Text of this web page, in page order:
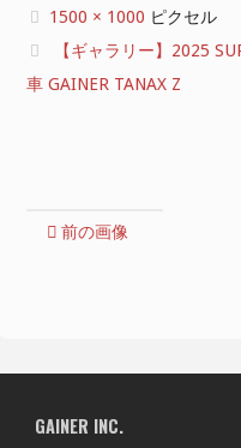
フ
ル
サ
1500 × 1000 ピクセル
【ギャラリー】2025
車 GAINER TANAX Z
前の画像
GAINER INC.